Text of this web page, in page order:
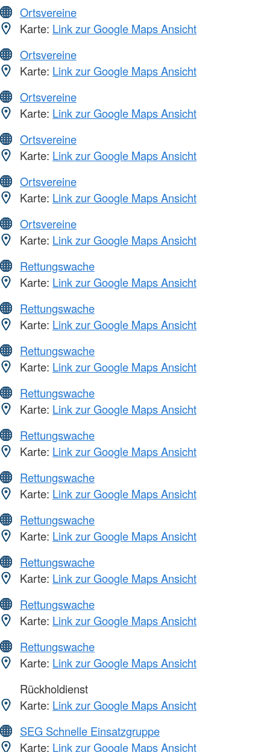
Ortsvereine
Karte: Link zur Google Maps Ansicht
Ortsvereine
Karte: Link zur Google Maps Ansicht
Ortsvereine
Karte: Link zur Google Maps Ansicht
Ortsvereine
Karte: Link zur Google Maps Ansicht
Ortsvereine
Karte: Link zur Google Maps Ansicht
Ortsvereine
Karte: Link zur Google Maps Ansicht
Rettungswache
Karte: Link zur Google Maps Ansicht
Rettungswache
Karte: Link zur Google Maps Ansicht
Rettungswache
Karte: Link zur Google Maps Ansicht
Rettungswache
Karte: Link zur Google Maps Ansicht
Rettungswache
Karte: Link zur Google Maps Ansicht
Rettungswache
Karte: Link zur Google Maps Ansicht
Rettungswache
Karte: Link zur Google Maps Ansicht
Rettungswache
Karte: Link zur Google Maps Ansicht
Rettungswache
Karte: Link zur Google Maps Ansicht
Rettungswache
Karte: Link zur Google Maps Ansicht
Rückholdienst
Karte: Link zur Google Maps Ansicht
SEG Schnelle Einsatzgruppe
Karte: Link zur Google Maps Ansicht